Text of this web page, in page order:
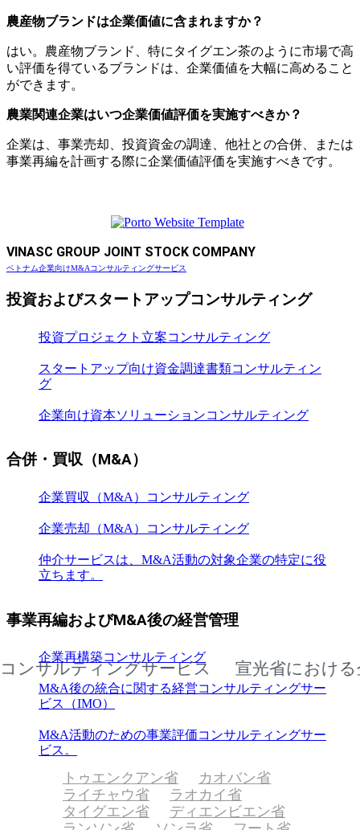
農産物ブランドは企業価値に含まれますか？
はい。農産物ブランド、特にタイグエン茶のように市場で高
い評価を得ているブランドは、企業価値を大幅に高めること
ができます。
農業関連企業はいつ企業価値評価を実施すべきか？
企業は、事業売却、投資資金の調達、他社との合併、または
事業再編を計画する際に企業価値評価を実施すべきです。
VINASC GROUP JOINT STOCK COMPANY
ベトナム企業向けM&Aコンサルティングサービス
投資およびスタートアップコンサルティング
投資プロジェクト立案コンサルティング
スタートアップ向け資金調達書類コンサルティン
グ
企業向け資本ソリューションコンサルティング
合併・買収（M&A）
企業買収（M&A）コンサルティング
企業売却（M&A）コンサルティング
仲介サービスは、M&A活動の対象企業の特定に役
立ちます。
事業再編およびM&A後の経営管理
企業再構築コンサルティング
M&A後の統合に関する経営コンサルティングサー
ビス（IMO）
M&A活動のための事業評価コンサルティングサー
ビス。
ルティングサービス 宣光省における企業
トゥエンクアン省
カオバン省
ライチャウ省
ラオカイ省
タイグエン省
ディエンビエン省